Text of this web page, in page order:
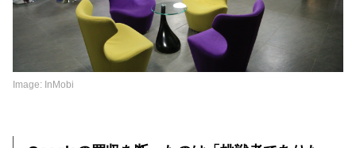
Image: InMobi